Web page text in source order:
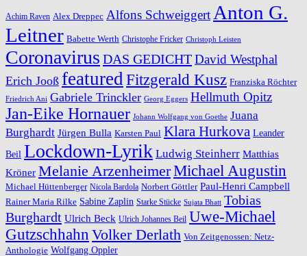
Achim Raven Alex Dreppec Alfons Schweiggert Anton G.
Leitner Babette Werth Christophe Fricker Christoph Leisten
Coronavirus DAS GEDICHTDavid Westphal
Erich Jooß featured Fitzgerald Kusz Franziska Röchter
Friedrich Ani Gabriele Trinckler Georg Eggers Hellmuth Opitz
Jan-Eike Hornauer Johann Wolfgang von Goethe Juana
Burghardt Jürgen Bulla Karsten Paul Klara Hurkova Leander
Beil Lockdown-Lyrik Ludwig Steinherr Matthias
Kröner Melanie ArzenheimerMichael Augustin
Michael Hüttenberger Nicola Bardola Norbert Göttler Paul-Henri Campbell
Rainer Maria Rilke Sabine Zaplin Starke Stücke Sujata Bhatt Tobias
Burghardt Ulrich Beck Ulrich Johannes Beil Uwe-Michael
Gutzschhahn Volker Derlath Von Zeitgenossen: Netz-
Anthologie Wolfgang Oppler